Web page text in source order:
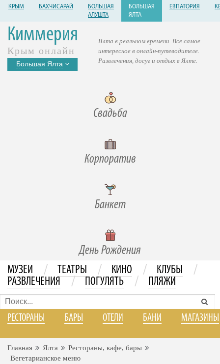
КРЫМ БАХЧИСАРАЙ
БОЛЬШАЯ
АЛУШТА
БОЛЬШАЯ
ЯЛТА
ЕВПАТОРИЯ
Киммерия
Крым онлайн
Большая Ялта
Свадьба
Корпоратив
Банкет
День Рождения
Ялта в реальном времени. Все самое
интересное в онлайн-путеводителе.
Развлечения, досуг и отдых в Ялте.
МУЗЕИ / ТЕАТРЫ / КИНО / КЛУБЫ /
РАЗВЛЕЧЕНИЯ / ПОГУЛЯТЬ / ПЛЯЖИ
РЕСТОРАНЫ БАРЫ ОТЕЛИ БАНИ МАГАЗИНЫ
Главная Ялта
Рестораны, кафе, бары
Вегетарианское меню